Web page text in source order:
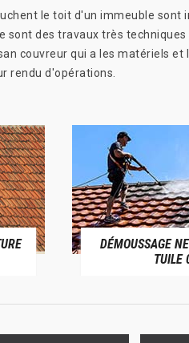
le toit d'un immeuble
sont des travaux très
couvreur qui a les matériels
rendu d'opérations.
DÉMOUSSAGE
TUILE